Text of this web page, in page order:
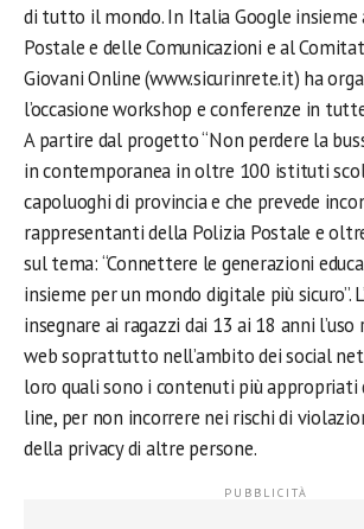
di tutto il mondo. In Italia Google insieme
Postale e delle Comunicazioni e al
Giovani Online (www.sicurinrete.it) ha
l’occasione workshop e conferenze in
A partire dal progetto “Non perdere la
in contemporanea in oltre 100 istituti
capoluoghi di provincia e che prevede
rappresentanti della Polizia Postale e
sul tema: “Connettere le generazioni
insieme per un mondo digitale più sicuro”.
insegnare ai ragazzi dai 13 ai 18 anni
web soprattutto nell’ambito dei social
loro quali sono i contenuti più appropriati
line, per non incorrere nei rischi di
della privacy di altre persone.